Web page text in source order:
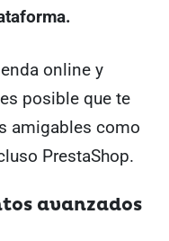
online y
posible que te
amigables como
PrestaShop.
avanzados